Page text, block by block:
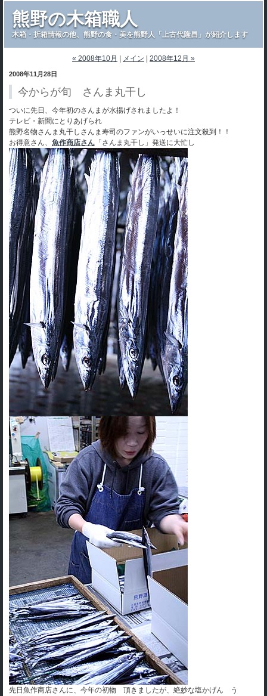
熊野の木箱職人
木箱・折箱情報の他、熊野の食・美を熊野人「上古代隆昌」が紹介します
« 2008年10月 メイン 2008年12月 »
2008年11月28日
今からが旬 さんま丸干し
ついに先日、今年初のさんまが水揚げされましたよ！
テレビ・新聞にとりあげられ
熊野名物さんま丸干しさんま寿司のファンがいっせいに注文殺到！！
お得意さん、 魚作商店さん 「さんま丸干し」発送に大忙し
先日魚作商店さんに、今年の初物 頂きましたが、絶妙な塩かげん う